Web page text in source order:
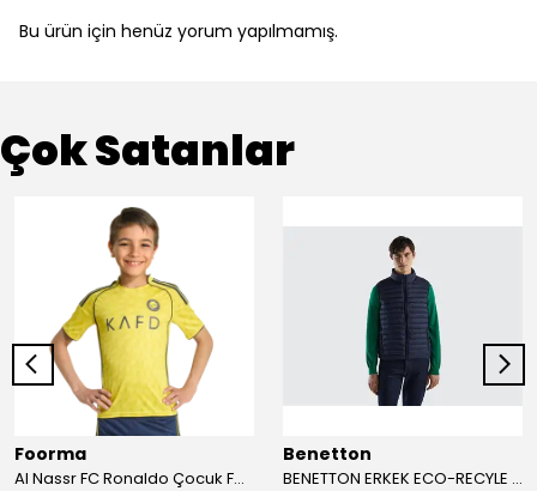
Bu ürün için henüz yorum yapılmamış.
Çok Satanlar
Foorma
Al Nassr FC Ronaldo Çocuk Forma 2'li Takım(Şort/T-Shirt)
Benetton
BENETTON ERKEK ECO-RECYLE DOLGULU PUFA YELEK